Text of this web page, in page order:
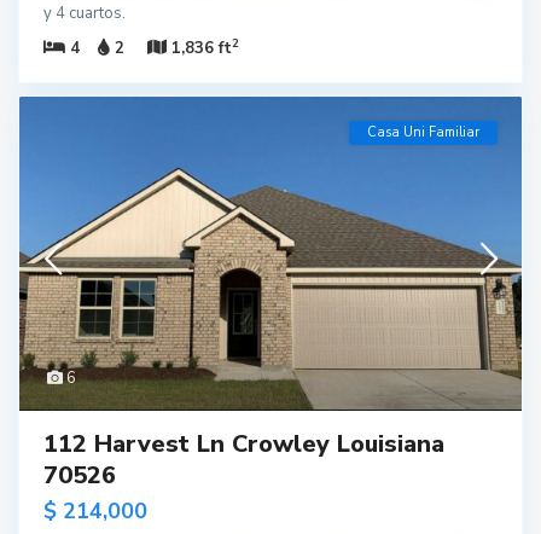
y 4 cuartos.
4
2 1,836 ft2
6
Casa Uni Familiar
112 Harvest Ln Crowley Louisiana
70526
$ 214,000